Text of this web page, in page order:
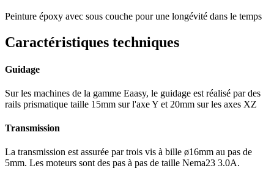
Peinture époxy avec sous couche pour une longévité dans le temps
Caractéristiques techniques
Guidage
Sur les machines de la gamme Eaasy, le guidage est réalisé par des
rails prismatique taille 15mm sur l'axe Y et 20mm sur les axes XZ
Transmission
La transmission est assurée par trois vis à bille ø16mm au pas de
5mm. Les moteurs sont des pas à pas de taille Nema23 3.0A.